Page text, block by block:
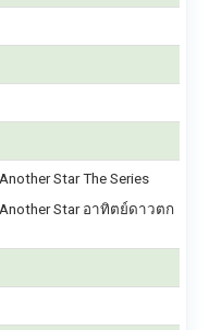
Star The Series
Another Star อาทิตย์ดาวตก